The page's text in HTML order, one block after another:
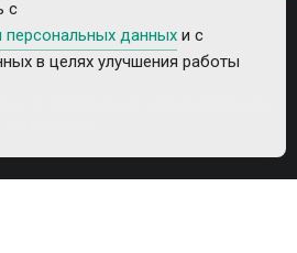
и услуги имеют необходимые лицензии и
с
персональных данных и с
в целях улучшения работы